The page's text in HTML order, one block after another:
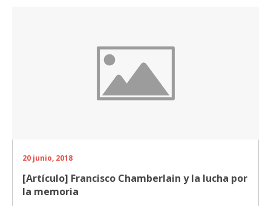
20 junio, 2018
[Artículo] Francisco Chamberlain y la lucha por
la memoria